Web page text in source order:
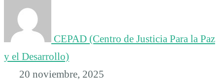
32
CEPAD (Centro de Justicia Para la Paz
y el Desarrollo)
20 noviembre, 2025